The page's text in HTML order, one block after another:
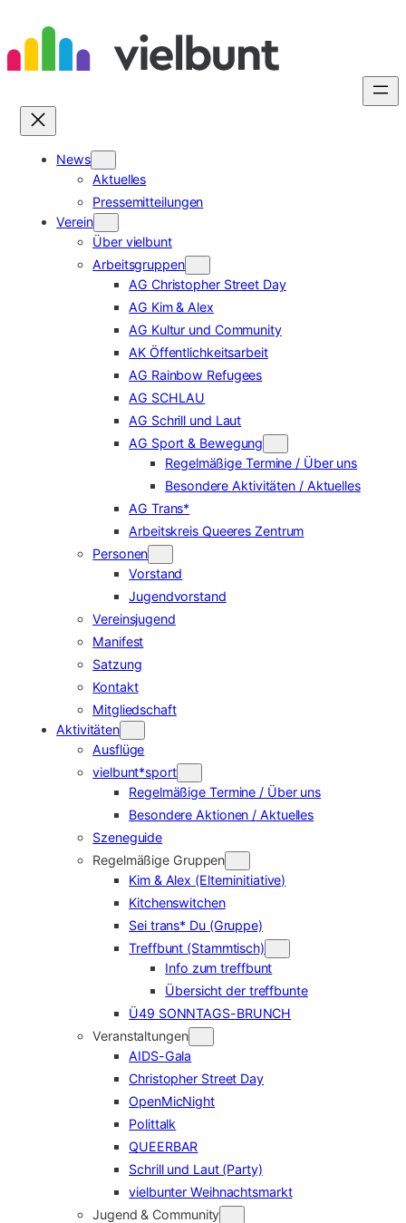
Inhalt
springen
News
Aktuelles
Pressemitteilungen
Verein
Über vielbunt
Arbeitsgruppen
AG Christopher Street Day
AG Kim & Alex
AG Kultur und Community
AK Öffentlichkeitsarbeit
AG Rainbow Refugees
AG SCHLAU
AG Schrill und Laut
AG Sport & Bewegung
Regelmäßige Termine / Über uns
Besondere Aktivitäten / Aktuelles
AG Trans*
Arbeitskreis Queeres Zentrum
Personen
Vorstand
Jugendvorstand
Vereinsjugend
Manifest
Satzung
Kontakt
Mitgliedschaft
Aktivitäten
Ausflüge
vielbunt*sport
Regelmäßige Termine / Über uns
Besondere Aktionen / Aktuelles
Szeneguide
Regelmäßige Gruppen
Kim & Alex (Elterninitiative)
Kitchenswitchen
Sei trans* Du (Gruppe)
Treffbunt (Stammtisch)
Info zum treffbunt
Übersicht der treffbunte
Ü49 SONNTAGS-BRUNCH
Veranstaltungen
AIDS-Gala
Christopher Street Day
OpenMicNight
Polittalk
QUEERBAR
Schrill und Laut (Party)
vielbunter Weihnachtsmarkt
Jugend & Community